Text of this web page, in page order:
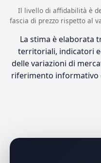
Il livello di affidabilità è
fascia di prezzo rispetto al
La stima è elaborata
territoriali, indicatori
delle variazioni di
riferimento informativo